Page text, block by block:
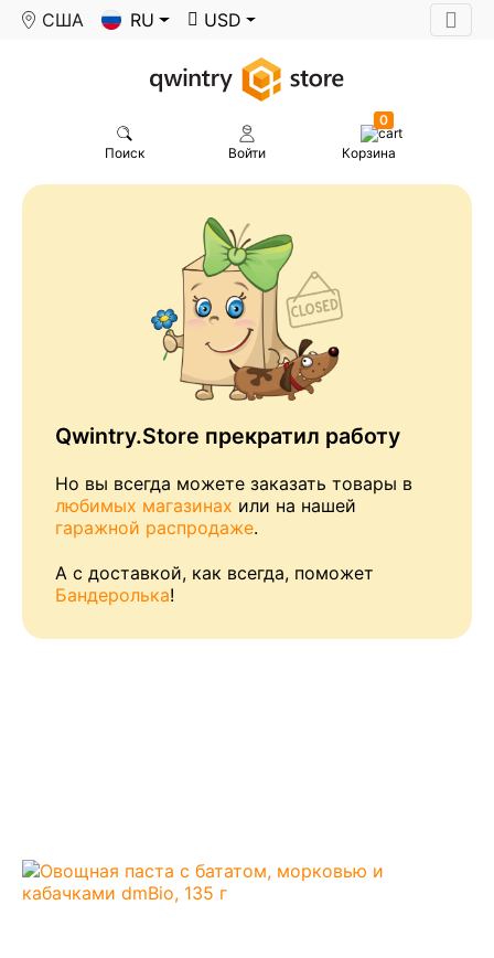
США RU USD
Поиск Войти
0
Корзина
Qwintry.Store прекратил работу
Но вы всегда можете заказать товары в
любимых магазинах или на нашей
гаражной распродаже.
А с доставкой, как всегда, поможет
Бандеролька!